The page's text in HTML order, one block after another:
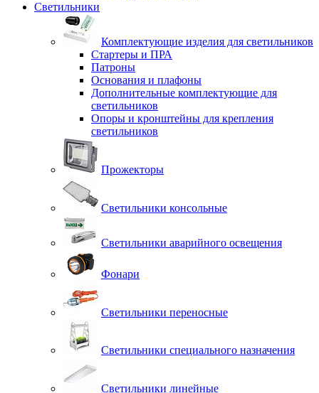
Светильники
Комплектующие изделия для светильников
Стартеры и ПРА
Патроны
Основания и плафоны
Дополнительные комплектующие для
светильников
Опоры и кронштейны для крепления
светильников
Прожекторы
Светильники консольные
Светильники аварийного освещения
Фонари
Светильники переносные
Светильники специального назначения
Светильники линейные